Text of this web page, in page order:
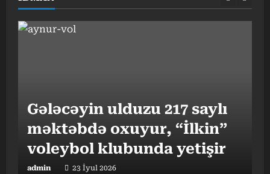
Gələcəyin ulduzu 217 saylı
məktəbdə oxuyur, “İlkin”
voleybol klubunda yetişir
admin 23 İyul 2026